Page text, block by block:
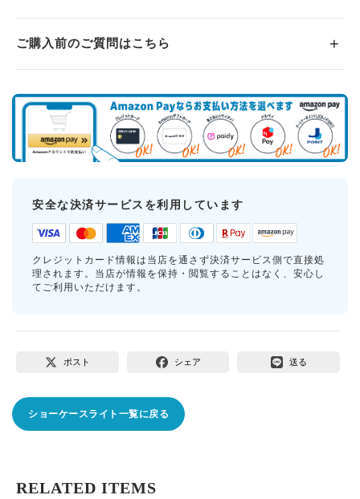
ご購入前のご質問はこちら
安全な決済サービスを利用しています
クレジットカード情報は当店を通さず決済サービス側で直接処
理されます。当店が情報を保持・閲覧することはなく、安心し
てご利用いただけます。
ポスト シェア 送る
ショーケースライト一覧に戻る
RELATED ITEMS